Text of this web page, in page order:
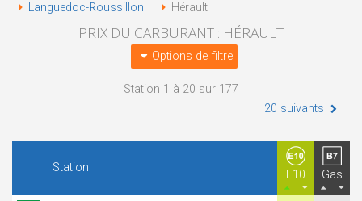
Languedoc-Roussillon Hérault
PRIX DU CARBURANT : HÉRAULT
Options de filtre
Station 1 à 20 sur 177
20 suivants
Station
E10 Gas